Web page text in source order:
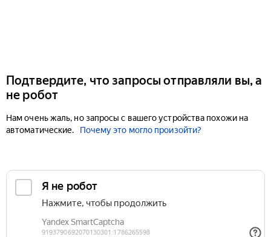
Подтвердите, что запросы отправляли вы, а
не робот
Нам очень жаль, но запросы с вашего устройства похожи на
автоматические.
Почему это могло произойти?